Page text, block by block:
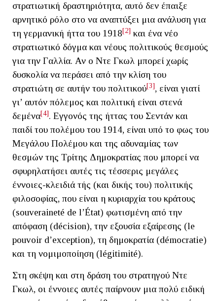
στρατιωτική δραστηριότητα, αυτό δεν έπαιξε
αρνητικό ρόλο στο να αναπτύξει μια ανάλυση για
τη γερμανική ήττα του 1918[2] και ένα νέο
στρατιωτικό δόγμα και νέους πολιτικούς θεσμούς
για την Γαλλία. Αν ο Ντε Γκωλ μπορεί χωρίς
δυσκολία να περάσει από την κλίση του
στρατιώτη σε αυτήν του πολιτικού[3], είναι γιατί
γι’ αυτόν πόλεμος και πολιτική είναι στενά
δεμένα[4]. Εγγονός της ήττας του Σεντάν και
παιδί του πολέμου του 1914, είναι υπό το φως του
Μεγάλου Πολέμου και της αδυναμίας των
θεσμών της Τρίτης Δημοκρατίας που μπορεί να
σφυρηλατήσει αυτές τις τέσσερις μεγάλες
έννοιες-κλειδιά τής (και δικής του) πολιτικής
φιλοσοφίας, που είναι η κυριαρχία του κράτους
(souveraineté de l’État) φωτισμένη από την
απόφαση (décision), την εξουσία εξαίρεσης (le
pouvoir d’exception), τη δημοκρατία (démocratie)
και τη νομιμοποίηση (légitimité).
Στη σκέψη και στη δράση του στρατηγού Ντε
Γκωλ, οι έννοιες αυτές παίρνουν μια πολύ ειδική